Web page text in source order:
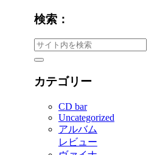
検索：
カテゴリー
CD bar
Uncategorized
アルバム
レビュー